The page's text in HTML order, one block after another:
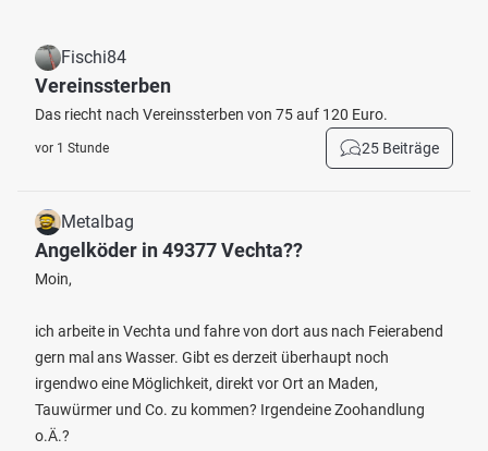
Fischi84
Vereinssterben
Das riecht nach Vereinssterben von 75 auf 120 Euro.
vor 1 Stunde 25 Beiträge
Metalbag
Angelköder in 49377 Vechta??
Moin,
ich arbeite in Vechta und fahre von dort aus nach Feierabend
gern mal ans Wasser. Gibt es derzeit überhaupt noch
irgendwo eine Möglichkeit, direkt vor Ort an Maden,
Tauwürmer und Co. zu kommen? Irgendeine Zoohandlung
o.Ä.?